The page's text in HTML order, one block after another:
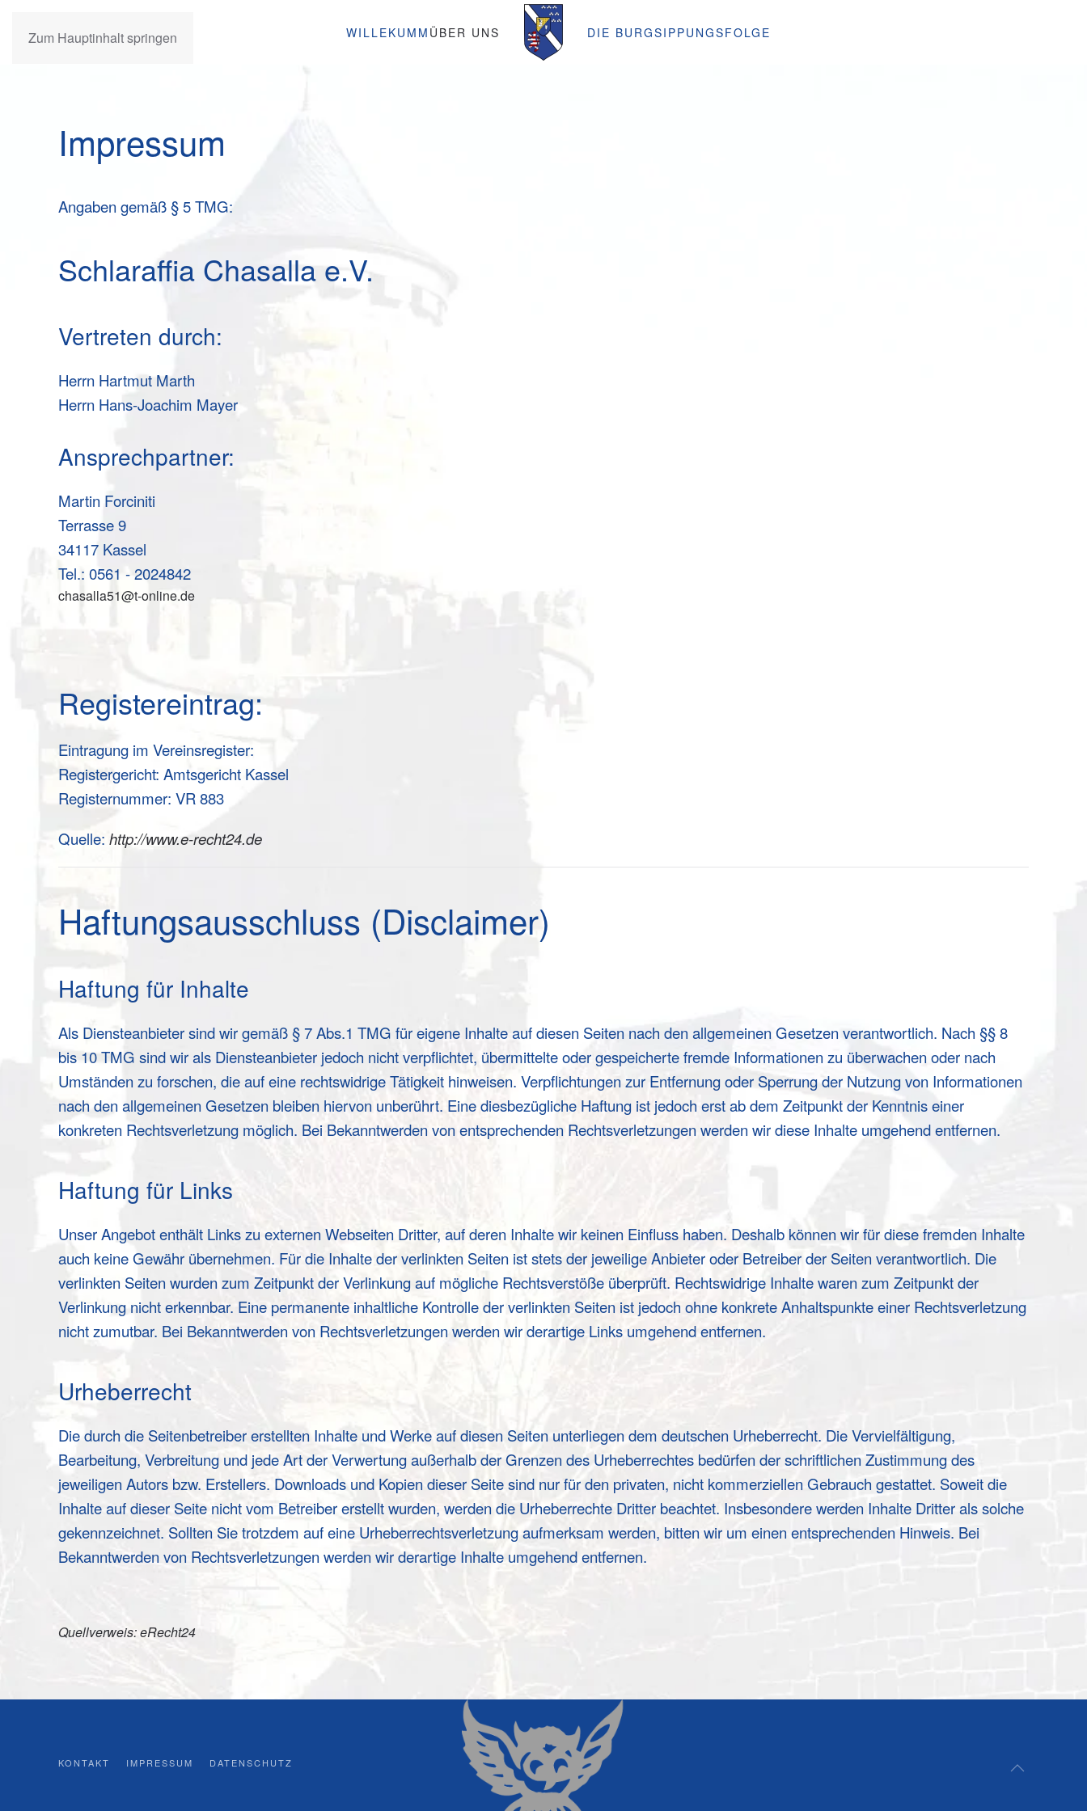
Zum Hauptinhalt springen WILLEKUMM ÜBER UNS DIE BURGSIPPUNGSFOLGE
Impressum
Angaben gemäß § 5 TMG:
Schlaraffia Chasalla e.V.
Vertreten durch:
Herrn Hartmut Marth
Herrn Hans-Joachim Mayer
Ansprechpartner:
Martin Forciniti
Terrasse 9
34117 Kassel
Tel.: 0561 - 2024842
chasalla51@t-online.de
Registereintrag:
Eintragung im Vereinsregister:
Registergericht: Amtsgericht Kassel
Registernummer: VR 883
Quelle: http://www.e-recht24.de
Haftungsausschluss (Disclaimer)
Haftung für Inhalte
Als Diensteanbieter sind wir gemäß § 7 Abs.1 TMG für eigene Inhalte auf diesen Seiten nach den allgemeinen Gesetzen verantwortlich. Nach §§ 8
bis 10 TMG sind wir als Diensteanbieter jedoch nicht verpflichtet, übermittelte oder gespeicherte fremde Informationen zu überwachen oder nach
Umständen zu forschen, die auf eine rechtswidrige Tätigkeit hinweisen. Verpflichtungen zur Entfernung oder Sperrung der Nutzung von Informationen
nach den allgemeinen Gesetzen bleiben hiervon unberührt. Eine diesbezügliche Haftung ist jedoch erst ab dem Zeitpunkt der Kenntnis einer
konkreten Rechtsverletzung möglich. Bei Bekanntwerden von entsprechenden Rechtsverletzungen werden wir diese Inhalte umgehend entfernen.
Haftung für Links
Unser Angebot enthält Links zu externen Webseiten Dritter, auf deren Inhalte wir keinen Einfluss haben. Deshalb können wir für diese fremden Inhalte
auch keine Gewähr übernehmen. Für die Inhalte der verlinkten Seiten ist stets der jeweilige Anbieter oder Betreiber der Seiten verantwortlich. Die
verlinkten Seiten wurden zum Zeitpunkt der Verlinkung auf mögliche Rechtsverstöße überprüft. Rechtswidrige Inhalte waren zum Zeitpunkt der
Verlinkung nicht erkennbar. Eine permanente inhaltliche Kontrolle der verlinkten Seiten ist jedoch ohne konkrete Anhaltspunkte einer Rechtsverletzung
nicht zumutbar. Bei Bekanntwerden von Rechtsverletzungen werden wir derartige Links umgehend entfernen.
Urheberrecht
Die durch die Seitenbetreiber erstellten Inhalte und Werke auf diesen Seiten unterliegen dem deutschen Urheberrecht. Die Vervielfältigung,
Bearbeitung, Verbreitung und jede Art der Verwertung außerhalb der Grenzen des Urheberrechtes bedürfen der schriftlichen Zustimmung des
jeweiligen Autors bzw. Erstellers. Downloads und Kopien dieser Seite sind nur für den privaten, nicht kommerziellen Gebrauch gestattet. Soweit die
Inhalte auf dieser Seite nicht vom Betreiber erstellt wurden, werden die Urheberrechte Dritter beachtet. Insbesondere werden Inhalte Dritter als solche
gekennzeichnet. Sollten Sie trotzdem auf eine Urheberrechtsverletzung aufmerksam werden, bitten wir um einen entsprechenden Hinweis. Bei
Bekanntwerden von Rechtsverletzungen werden wir derartige Inhalte umgehend entfernen.
Quellverweis:eRecht24
KONTAKT IMPRESSUM DATENSCHUTZ